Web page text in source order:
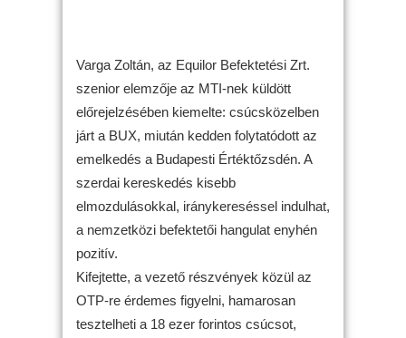
Varga Zoltán, az Equilor Befektetési Zrt.
szenior elemzője az MTI-nek küldött
előrejelzésében kiemelte: csúcsközelben
járt a BUX, miután kedden folytatódott az
emelkedés a Budapesti Értéktőzsdén. A
szerdai kereskedés kisebb
elmozdulásokkal, iránykereséssel indulhat,
a nemzetközi befektetői hangulat enyhén
pozitív.
Kifejtette, a vezető részvények közül az
OTP-re érdemes figyelni, hamarosan
tesztelheti a 18 ezer forintos csúcsot,